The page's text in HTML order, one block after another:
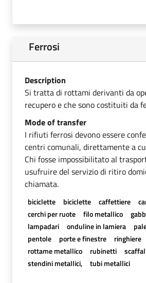
Ferrosi
Description
Si tratta di rottami derivanti da
recupero e che sono costituiti da
Mode of transfer
I rifiuti ferrosi devono essere
centri comunali, direttamente a
Chi fosse impossibilitato al
usufruire del servizio di ritiro
chiamata.
biciclette biciclette caffettiere
cerchi per ruote
filo metallico
lampadari
onduline in lamiera
pentole
porte e finestre
ringhiere
rottame metallico
rubinetti
stendini metallici,
tubi metallici